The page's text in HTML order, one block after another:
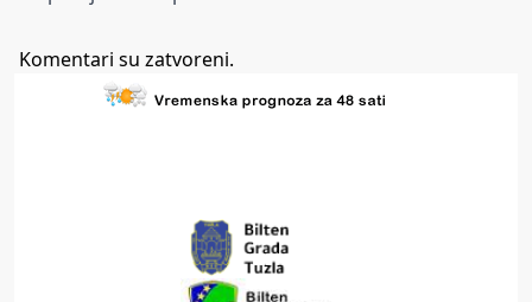
Komentari su zatvoreni.